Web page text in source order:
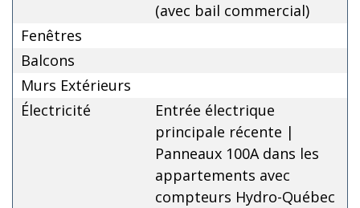
(avec bail commercial)
Fenêtres
Balcons
Murs Extérieurs
Électricité
Entrée électrique
principale récente |
Panneaux 100A dans les
appartements avec
compteurs Hydro-Québec